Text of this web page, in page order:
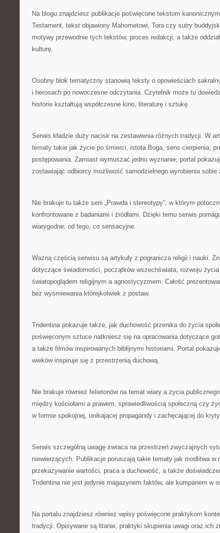
Na blogu znajdziesz publikacje poświęcone tekstom
Testament, tekst objawiony Mahometowi, Tora czy sutry
motywy przewodnie tych tekstów, proces redakcji, a także
kulturę.
Osobny blok tematyczny stanowią teksty o opowieściach
i herosach po nowoczesne odczytania. Czytelnik może tu
historie kształtują współczesne kino, literaturę i sztukę.
Serwis kładzie duży nacisk na zestawienia różnych tradycji. W
tematy takie jak życie po śmierci, istota Boga, sens cierpienia,
postępowania. Zamiast wymuszać jedno wyznanie, portal
zostawiając odbiorcy możliwość samodzielnego wyrobienia sobie
Nie brakuje tu także serii „Prawda i stereotypy”, w którym
konfrontowane z badaniami i źródłami. Dzięki temu serwis
wiarygodne, od tego, co sensacyjne.
Ważną częścią serwisu są artykuły z pogranicza religii i nauki.
dotyczące świadomości, początków wszechświata, rozwoju
światopoglądem religijnym a agnostycyzmem. Całość
bez wyśmiewania którejkolwiek z postaw.
Tridentina pokazuje także, jak duchowość przenika do życia
poświęconym sztuce natkniesz się na opracowania dotyczące
a także filmów inspirowanych biblijnymi historiami. Portal
wieków inspiruje się z przestrzenią duchową.
Nie brakuje również felietonów na temat wiary a życia
między kościołami a prawem, sprawiedliwością społeczną czy
w formie spokojnej, unikającej propagandy i zachęcającej do
Serwis szczególną uwagę zwraca na przestrzeń zwyczajnych
niewierzących. Publikacje poruszają takie tematy jak modlitwa w
przekazywanie wartości, praca a duchowość, a także
Tridentina nie jest jedynie magazynem faktów, ale kumpanem w
Na portalu znajdziesz również wpisy poświęcone praktykom
tradycji. Opisywane są litanie, praktyki skupienia uwagi oraz ich